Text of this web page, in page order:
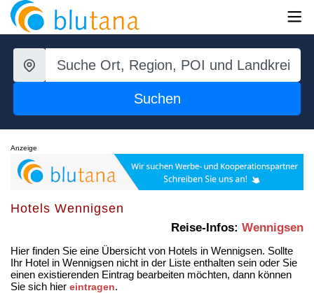
Suchen
Anzeige
Hotels Wennigsen
Reise-Infos: Wennigsen
Hier finden Sie eine Übersicht von Hotels in Wennigsen. Sollte
Ihr Hotel in Wennigsen nicht in der Liste enthalten sein oder Sie
einen existierenden Eintrag bearbeiten möchten, dann können
Sie sich hier eintragen.